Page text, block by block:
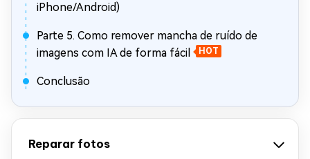
iPhone/Android)
Parte 5. Como remover mancha de ruído de
imagens com IA de forma fácil
HOT
Conclusão
Reparar fotos